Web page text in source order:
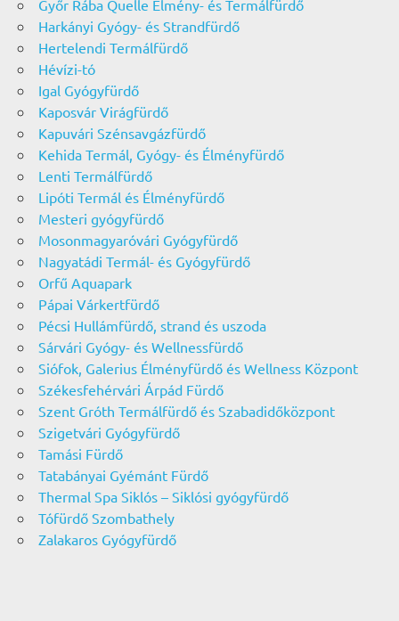
Győr Rába Quelle Élmény- és Termálfürdő
Harkányi Gyógy- és Strandfürdő
Hertelendi Termálfürdő
Hévízi-tó
Igal Gyógyfürdő
Kaposvár Virágfürdő
Kapuvári Szénsavgázfürdő
Kehida Termál, Gyógy- és Élményfürdő
Lenti Termálfürdő
Lipóti Termál és Élményfürdő
Mesteri gyógyfürdő
Mosonmagyaróvári Gyógyfürdő
Nagyatádi Termál- és Gyógyfürdő
Orfű Aquapark
Pápai Várkertfürdő
Pécsi Hullámfürdő, strand és uszoda
Sárvári Gyógy- és Wellnessfürdő
Siófok, Galerius Élményfürdő és Wellness Központ
Székesfehérvári Árpád Fürdő
Szent Gróth Termálfürdő és Szabadidőközpont
Szigetvári Gyógyfürdő
Tamási Fürdő
Tatabányai Gyémánt Fürdő
Thermal Spa Siklós – Siklósi gyógyfürdő
Tófürdő Szombathely
Zalakaros Gyógyfürdő